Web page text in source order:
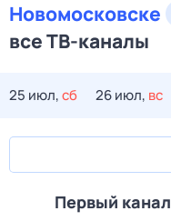
Новомосковске
все ТВ-каналы
25 июл,сб 26 июл, вс
Первый канал